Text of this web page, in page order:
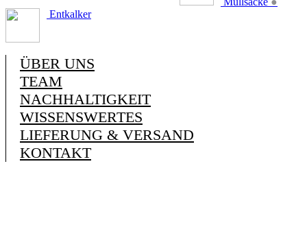
Entkalker
ÜBER UNS
TEAM
NACHHALTIGKEIT
WISSENSWERTES
LIEFERUNG & VERSAND
KONTAKT